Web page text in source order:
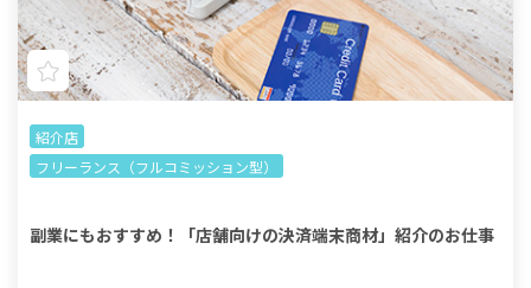
紹介店
フリーランス（フルコミッション型）
副業にもおすすめ！「店舗向けの決済端末商材」紹介のお仕事